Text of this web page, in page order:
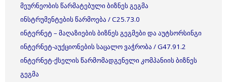
მეურნეობის წარმატებული ბიზნეს გეგმა
ინსტრუმენტების წარმოება / C25.73.0
ინტერნეტ – მაღაზიების ბიზნეს გეგმები და აუტსორსინგი
ინტერნეტ-აუქციონების საცალო ვაჭრობა / G47.91.2
ინტერნეტ-ქსელის წარმომადგენელი კომპანიის ბიზნეს
გეგმა